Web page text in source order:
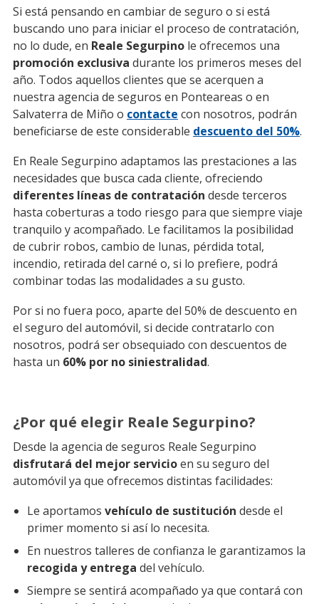
Si está pensando en cambiar de seguro o si está
buscando uno para iniciar el proceso de contratación,
no lo dude, en Reale Segurpino le ofrecemos una
promoción exclusiva durante los primeros meses del
año. Todos aquellos clientes que se acerquen a
nuestra agencia de seguros en Ponteareas o en
Salvaterra de Miño o contacte con nosotros, podrán
beneficiarse de este considerable descuento del 50%.
En Reale Segurpino adaptamos las prestaciones a las
necesidades que busca cada cliente, ofreciendo
diferentes líneas de contratación desde terceros
hasta coberturas a todo riesgo para que siempre viaje
tranquilo y acompañado. Le facilitamos la posibilidad
de cubrir robos, cambio de lunas, pérdida total,
incendio, retirada del carné o, si lo prefiere, podrá
combinar todas las modalidades a su gusto.
Por si no fuera poco, aparte del 50% de descuento en
el seguro del automóvil, si decide contratarlo con
nosotros, podrá ser obsequiado con descuentos de
hasta un 60% por no siniestralidad.
¿Por qué elegir Reale Segurpino?
Desde la agencia de seguros Reale Segurpino
disfrutará del mejor servicioen su seguro del
automóvil ya que ofrecemos distintas facilidades:
Le aportamos vehículo de sustitución desde el
primer momento si así lo necesita.
En nuestros talleres de confianza le garantizamos la
recogida y entrega del vehículo.
Siempre se sentirá acompañado ya que contará con